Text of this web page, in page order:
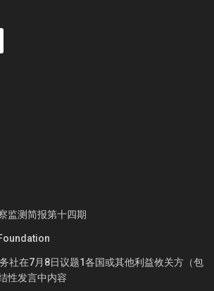
监测简报第十四期
社在7月8日议题1各国或其他利益攸关方（包
性发言中内容